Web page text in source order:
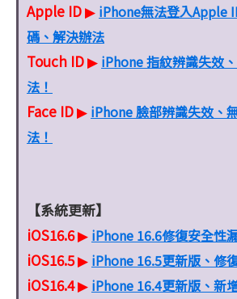
Apple ID▶ iPhone無法登入Apple
碼、解決辦法
Touch ID▶ iPhone 指紋辨識失效
法！
Face ID▶ iPhone 臉部辨識失效、
法！
【系統更新】
iOS16.6▶ iPhone 16.6修復安全性
iOS16.5▶ iPhone 16.5更新版、修
iOS16.4▶ iPhone 16.4更新版、新